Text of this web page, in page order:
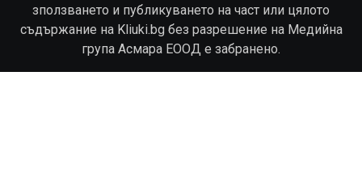
зползването и публикуването на част или цялото
съдържание на Kliuki.bg без разрешение на Медийна
група Асмара ЕООД е забранено.